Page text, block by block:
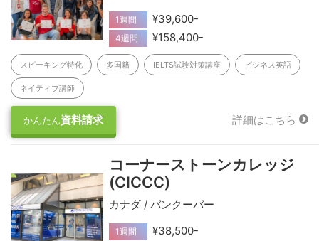
1週間 ¥39,600-
4週間 ¥158,400-
スピーキング特化 多国籍 IELTS試験対策講座 ビジネス英語
ネイティブ講師
かんたん資料請求 詳細はこちら
コーナーストーンカレッジ
(CICCC)
カナダ / バンクーバー
1週間 ¥38,500-